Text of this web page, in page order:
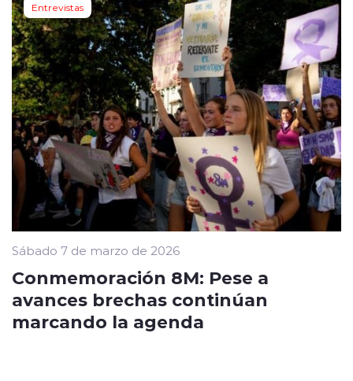
Entrevistas
Sábado 7 de marzo de 2026
Conmemoración 8M: Pese a
avances brechas continúan
marcando la agenda